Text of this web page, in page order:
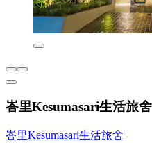
峇里Kesumasari生活旅舍
峇里Kesumasari生活旅舍